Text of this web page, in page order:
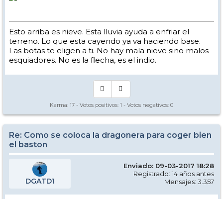
Esto arriba es nieve. Esta lluvia ayuda a enfriar el
terreno. Lo que esta cayendo ya va haciendo base.
Las botas te eligen a ti. No hay mala nieve sino malos
esquiadores. No es la flecha, es el indio.
Karma: 17 - Votos positivos: 1 - Votos negativos: 0
Re: Como se coloca la dragonera para coger bien
el baston
DGATD1
Enviado: 09-03-2017 18:28
Registrado: 14 años antes
Mensajes: 3.357